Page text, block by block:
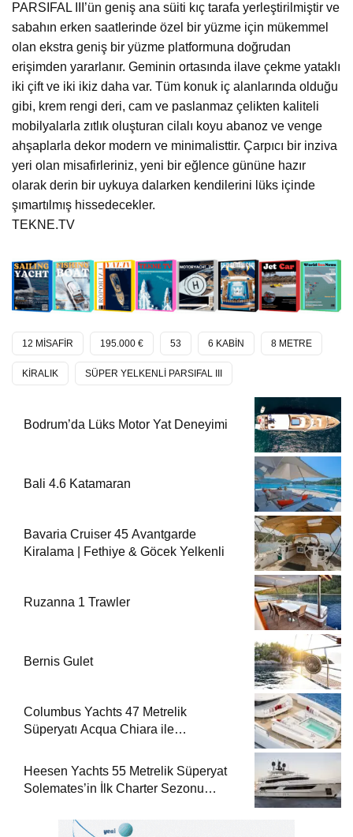
PARSIFAL III’ün geniş ana süiti kıç tarafa yerleştirilmiştir ve
sabahın erken saatlerinde özel bir yüzme için mükemmel
olan ekstra geniş bir yüzme platformuna doğrudan
erişimden yararlanır. Geminin ortasında ilave çekme yataklı
iki çift ve iki ikiz daha var. Tüm konuk iç alanlarında olduğu
gibi, krem ​​rengi deri, cam ve paslanmaz çelikten kaliteli
mobilyalarla zıtlık oluşturan cilalı koyu abanoz ve venge
ahşaplarla dekor modern ve minimalisttir. Çarpıcı bir inziva
yeri olan misafirleriniz, yeni bir eğlence gününe hazır
olarak derin bir uykuya dalarken kendilerini lüks içinde
şımartılmış hissedecekler.
TEKNE.TV
12 MİSAFİR 195.000 € 53 6 KABİN 8 METRE
KİRALIK SÜPER YELKENLİ PARSIFAL III
Bodrum’da Lüks Motor Yat Deneyimi
Bali 4.6 Katamaran
Bavaria Cruiser 45 Avantgarde
Kiralama | Fethiye & Göcek Yelkenli
Ruzanna 1 Trawler
Bernis Gulet
Columbus Yachts 47 Metrelik
Süperyatı Acqua Chiara ile
Heesen Yachts 55 Metrelik Süperyat
Solemates’in İlk Charter Sezonu